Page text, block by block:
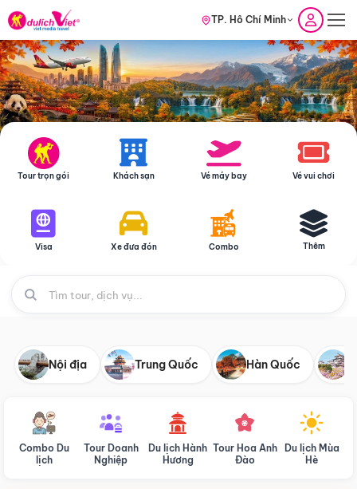
TP. Hồ Chí Minh
Tour trọn gói Khách sạn Vé máy bay Vé vui chơi
Visa Xe đưa đón Combo Thêm
Nội địa Trung Quốc Hàn Quốc
Combo Du
lịch
Tour Doanh
Nghiệp
Du lịch Hành
Hương
Tour Hoa Anh
Đào
Du lịch Mùa
Hè